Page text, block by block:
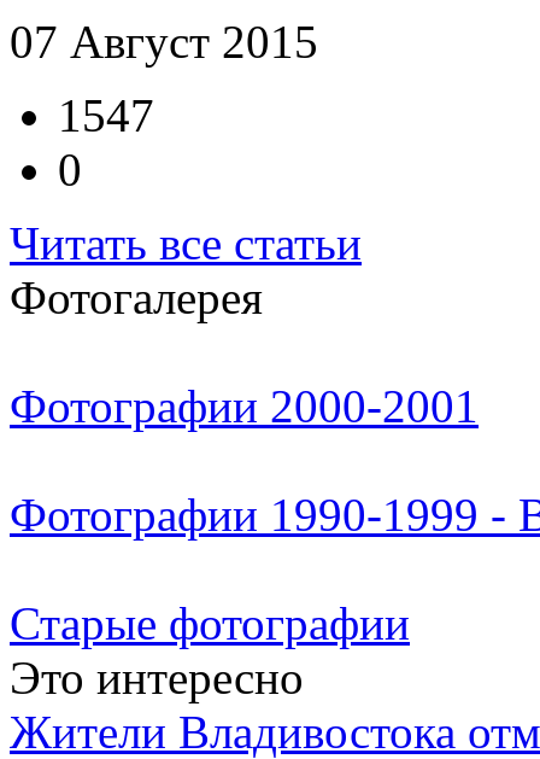
07 Август 2015
1547
0
Читать все статьи
Фотогалерея
Фотографии 2000-2001
Фотографии 1990-1999 -
Старые фотографии
Это интересно
Жители Владивостока